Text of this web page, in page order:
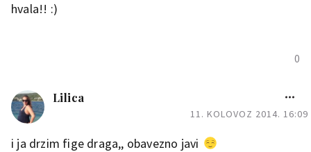
hvala!! :)
0
Lilica
11. KOLOVOZ 2014. 16:09
i ja drzim fige draga,, obavezno javi